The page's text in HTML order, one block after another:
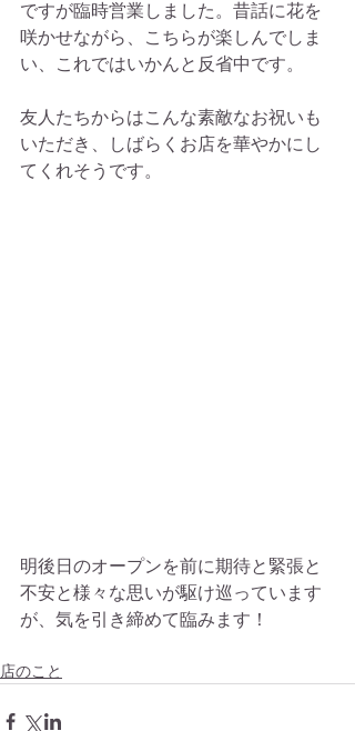
ですが臨時営業しました。昔話に花を
咲かせながら、こちらが楽しんでしま
い、これではいかんと反省中です。
友人たちからはこんな素敵なお祝いも
いただき、しばらくお店を華やかにし
てくれそうです。
明後日のオープンを前に期待と緊張と
不安と様々な思いが駆け巡っています
が、気を引き締めて臨みます！
店のこと